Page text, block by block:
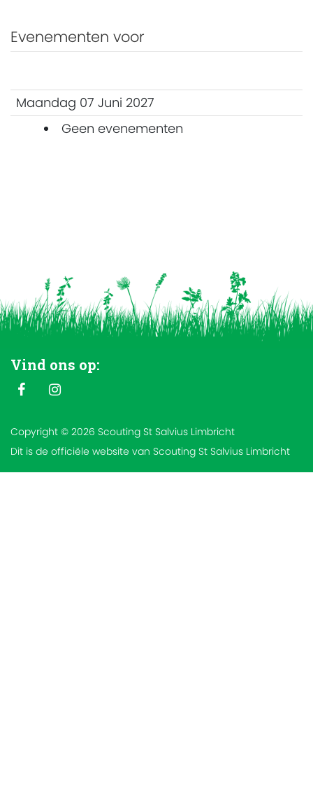
Evenementen voor
Maandag 07 Juni 2027
Geen evenementen
Vind ons op:
Copyright © 2026 Scouting St Salvius Limbricht
Dit is de officiële website van Scouting St Salvius Limbricht